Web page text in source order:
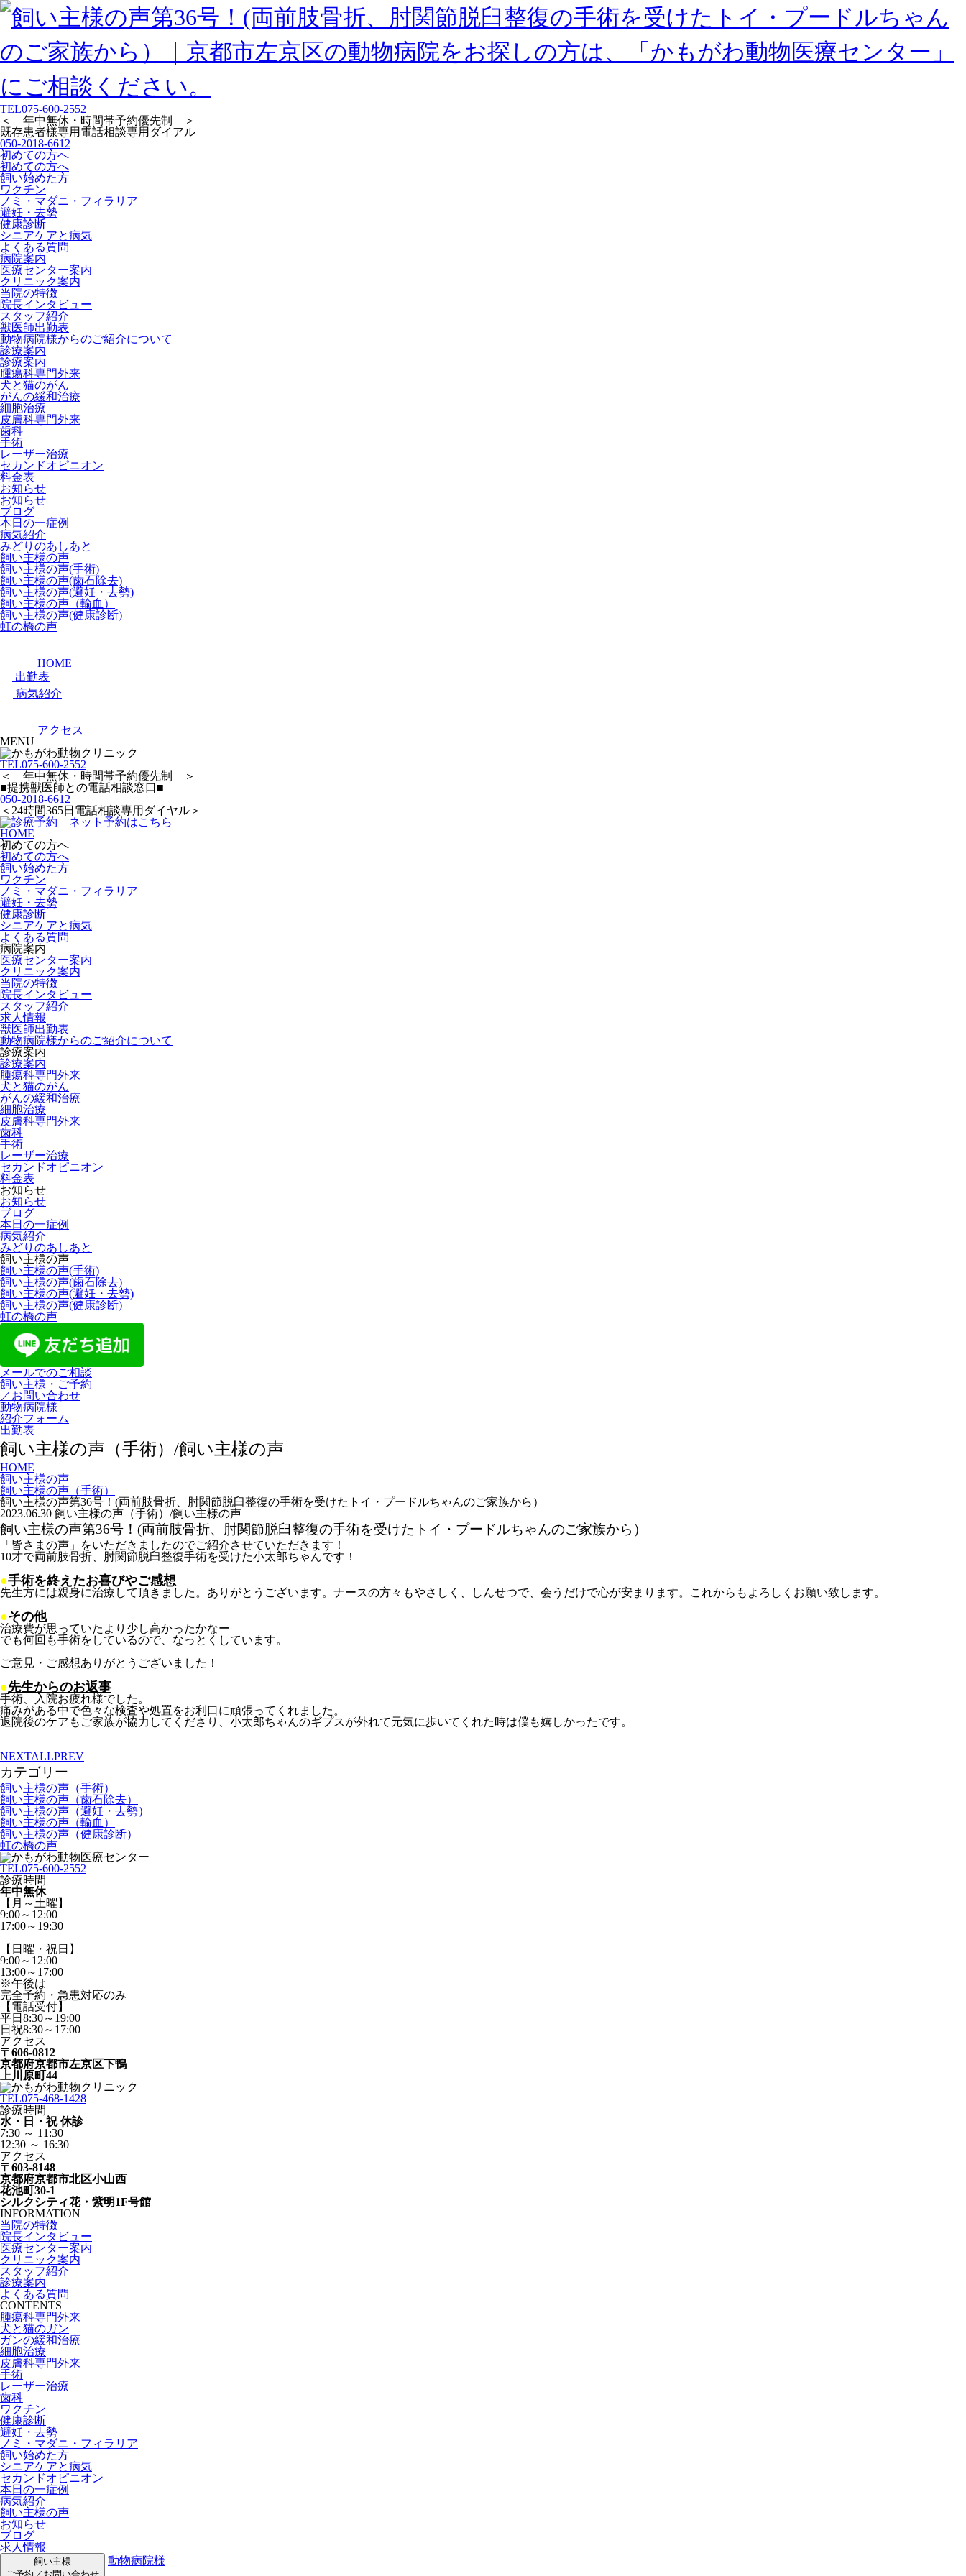
TEL075-600-2552
＜ 年中無休・時間帯予約優先制 ＞
既存患者様専用 電話相談専用ダイアル
050-2018-6612
初めての方へ
初めての方へ
飼い始めた方
ワクチン
ノミ・マダニ・フィラリア
避妊・去勢
健康診断
シニアケアと病気
よくある質問
病院案内
医療センター案内
クリニック案内
当院の特徴
院長インタビュー
スタッフ紹介
獣医師出勤表
動物病院様からのご紹介について
診療案内
診療案内
腫瘍科専門外来
犬と猫のがん
がんの緩和治療
細胞治療
皮膚科専門外来
歯科
手術
レーザー治療
セカンドオピニオン
料金表
お知らせ
お知らせ
ブログ
本日の一症例
病気紹介
みどりのあしあと
飼い主様の声
飼い主様の声(手術)
飼い主様の声(歯石除去)
飼い主様の声(避妊・去勢)
飼い主様の声（輸血）
飼い主様の声(健康診断)
虹の橋の声
HOME
出勤表
病気紹介
アクセス
MENU
TEL075-600-2552
＜ 年中無休・時間帯予約優先制 ＞
■提携獣医師との電話相談窓口■
050-2018-6612
＜24時間365日電話相談専用ダイヤル＞
HOME
初めての方へ
初めての方へ
飼い始めた方
ワクチン
ノミ・マダニ・フィラリア
避妊・去勢
健康診断
シニアケアと病気
よくある質問
病院案内
医療センター案内
クリニック案内
当院の特徴
院長インタビュー
スタッフ紹介
求人情報
獣医師出勤表
動物病院様からのご紹介について
診療案内
診療案内
腫瘍科専門外来
犬と猫のがん
がんの緩和治療
細胞治療
皮膚科専門外来
歯科
手術
レーザー治療
セカンドオピニオン
料金表
お知らせ
お知らせ
ブログ
本日の一症例
病気紹介
みどりのあしあと
飼い主様の声
飼い主様の声(手術)
飼い主様の声(歯石除去)
飼い主様の声(避妊・去勢)
飼い主様の声(健康診断)
虹の橋の声
メールでのご相談
飼い主様・ご予約
／お問い合わせ
動物病院様
紹介フォーム
出勤表
飼い主様の声（手術）/飼い主様の声
HOME
飼い主様の声
飼い主様の声（手術）
飼い主様の声第36号！(両前肢骨折、肘関節脱臼整復の手術を受けたトイ・プードルちゃんのご家族から）
2023.06.30 飼い主様の声（手術）/飼い主様の声
飼い主様の声第36号！(両前肢骨折、肘関節脱臼整復の手術を受けたトイ・プードルちゃんのご家族から）
「皆さまの声」をいただきましたのでご紹介させていただきます！
10才で両前肢骨折、肘関節脱臼整復手術を受けた小太郎ちゃんです！
●手術を終えたお喜びやご感想
先生方には親身に治療して頂きました。ありがとうございます。ナースの方々もやさしく、しんせつで、会うだけで心が安まります。これからもよろしくお願い致します。
●その他
治療費が思っていたより少し高かったかなー
でも何回も手術をしているので、なっとくしています。
ご意見・ご感想ありがとうございました！
●先生からのお返事
手術、入院お疲れ様でした。
痛みがある中で色々な検査や処置をお利口に頑張ってくれました。
退院後のケアもご家族が協力してくださり、小太郎ちゃんのギプスが外れて元気に歩いてくれた時は僕も嬉しかったです。
NEXTALLPREV
カテゴリー
飼い主様の声（手術）
飼い主様の声（歯石除去）
飼い主様の声（避妊・去勢）
飼い主様の声（輸血）
飼い主様の声（健康診断）
虹の橋の声
TEL075-600-2552
診療時間
年中無休
【月～土曜】
9:00～12:00
17:00～19:30
【日曜・祝日】
9:00～12:00
13:00～17:00
※午後は
完全予約・急患対応のみ
【電話受付】
平日8:30～19:00
日祝8:30～17:00
アクセス
〒606-0812
京都府京都市左京区下鴨
上川原町44
TEL075-468-1428
診療時間
水・日・祝 休診
7:30 ～ 11:30
12:30 ～ 16:30
アクセス
〒603-8148
京都府京都市北区小山西
花池町30-1
シルクシティ花・紫明1F号館
INFORMATION
当院の特徴
院長インタビュー
医療センター案内
クリニック案内
スタッフ紹介
診療案内
よくある質問
CONTENTS
腫瘍科専門外来
犬と猫のガン
ガンの緩和治療
細胞治療
皮膚科専門外来
手術
レーザー治療
歯科
ワクチン
健康診断
避妊・去勢
ノミ・マダニ・フィラリア
飼い始めた方
シニアケアと病気
セカンドオピニオン
本日の一症例
病気紹介
飼い主様の声
お知らせ
ブログ
求人情報
飼い主様
動物病院様